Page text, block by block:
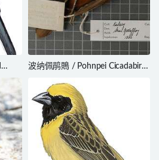
波纳佩鹃鵙 / Pohnpei Cicadabird